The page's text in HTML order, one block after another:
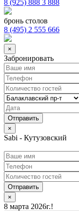
8 (925) 888 3 888
бронь столов
8 (495) 2 555 666
×
Забронировать
×
Sabi - Кутузовский
Отправить
×
8 марта 2026г.!